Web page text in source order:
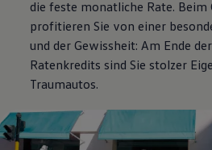
die feste monatliche Rate. Beim
profitieren Sie von einer
und der Gewissheit: Am Ende
Ratenkredits sind Sie stolzer
Traumautos.